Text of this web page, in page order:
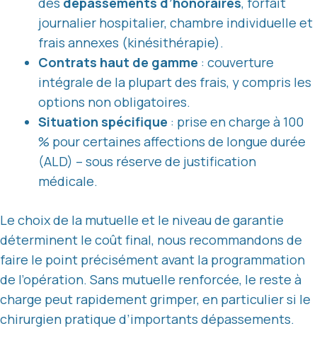
journalier hospitalier, chambre individuelle et
frais annexes (kinésithérapie).
Contrats haut de gamme : couverture
intégrale de la plupart des frais, y compris les
options non obligatoires.
Situation spécifique : prise en charge à 100
% pour certaines affections de longue durée
(ALD) – sous réserve de justification
médicale.
Le choix de la mutuelle et le niveau de garantie
déterminent le coût final, nous recommandons de
faire le point précisément avant la programmation
de l’opération. Sans mutuelle renforcée, le reste à
charge peut rapidement grimper, en particulier si le
chirurgien pratique d’importants dépassements.